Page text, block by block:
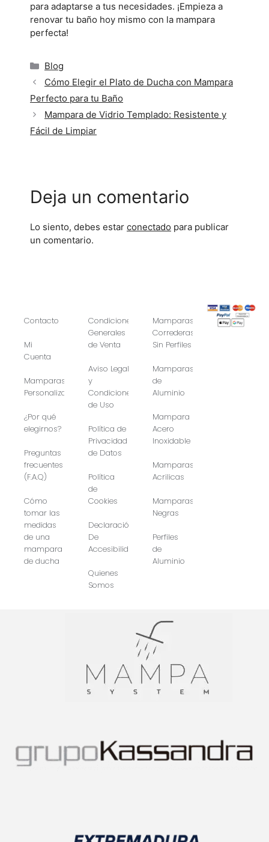
para adaptarse a tus necesidades. ¡Empieza a
renovar tu baño hoy mismo con la mampara
perfecta!
Blog
Cómo Elegir el Plato de Ducha con Mampara
Perfecto para tu Baño
Mampara de Vidrio Templado: Resistente y
Fácil de Limpiar
Deja un comentario
Lo siento, debes estar conectado para publicar
un comentario.
Contacto
Mi
Cuenta
Mamparas
Personalizadas
¿Por qué
elegirnos?
Preguntas
frecuentes
(F.A.Q)
Cómo
tomar las
medidas
de una
mampara
de ducha
Condiciones
Generales
de Venta
Aviso Legal
y
Condiciones
de Uso
Política de
Privacidad
de Datos
Política
de
Cookies
Declaración
De
Accesibilidad
Quienes
Somos
Mamparas
Correderas
Sin Perfiles
Mamparas
de
Aluminio
Mampara
Acero
Inoxidable
Mamparas
Acrilicas
Mamparas
Negras
Perfiles
de
Aluminio